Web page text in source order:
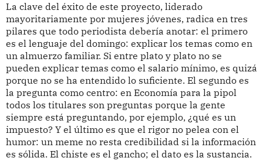
La clave del éxito de este proyecto, liderado
mayoritariamente por mujeres jóvenes, radica en tres
pilares que todo periodista debería anotar: el primero
es el lenguaje del domingo: explicar los temas como en
un almuerzo familiar. Si entre plato y plato no se
pueden explicar temas como el salario mínimo, es quizá
porque no se ha entendido lo suficiente. El segundo es
la pregunta como centro: en Economía para la pipol
todos los titulares son preguntas porque la gente
siempre está preguntando, por ejemplo, ¿qué es un
impuesto? Y el último es que el rigor no pelea con el
humor: un meme no resta credibilidad si la información
es sólida. El chiste es el gancho; el dato es la sustancia.